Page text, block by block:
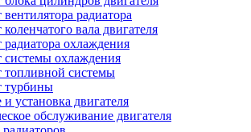
радиатора
вала двигателя
радиатора охлаждения
системы охлаждения
топливной системы
турбины
установка двигателя
обслуживание двигателя